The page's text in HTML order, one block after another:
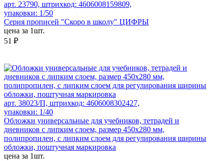
арт. 23790, штрихкод: 4606008159809,
упаковки: 1/50
Серия прописей "Скоро в школу" ЦИФРЫ
цена за 1шт.
51 ₽
арт. 38023/П, штрихкод: 4606008302427,
упаковки: 1/40
Обложки универсальные для учебников, тетрадей и
дневников с липким слоем, размер 450х280 мм,
полипропилен, с липким слоем для регулирования ширины
обложки, поштучная маркировка
цена за 1шт.